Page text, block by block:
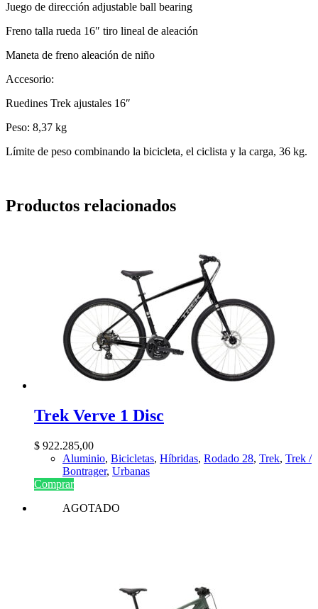
Juego de dirección adjustable ball bearing
Freno talla rueda 16″ tiro lineal de aleación
Maneta de freno aleación de niño
Accesorio:
Ruedines Trek ajustales 16″
Peso: 8,37 kg
Límite de peso combinando la bicicleta, el ciclista y la carga, 36 kg.
Productos relacionados
Trek Verve 1 Disc
$ 922.285,00
Aluminio, Bicicletas, Híbridas, Rodado 28, Trek, Trek /
Bontrager, Urbanas
Comprar
AGOTADO